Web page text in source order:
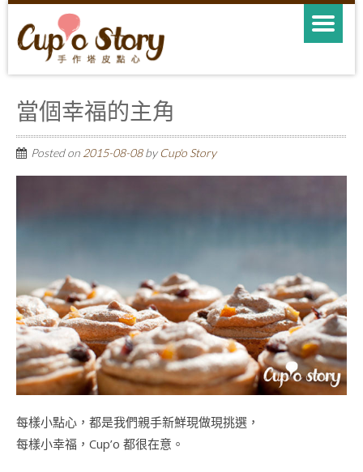
當個幸福的主角
Posted on 2015-08-08by Cup'o Story
每樣小點心，都是我們親手新鮮現做現挑選，
每樣小幸福，Cup’o 都很在意。